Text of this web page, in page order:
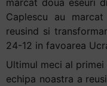
Caplescu au
reusind si
24-12 in favoarea
Ultimul meci al
echipa noastra a